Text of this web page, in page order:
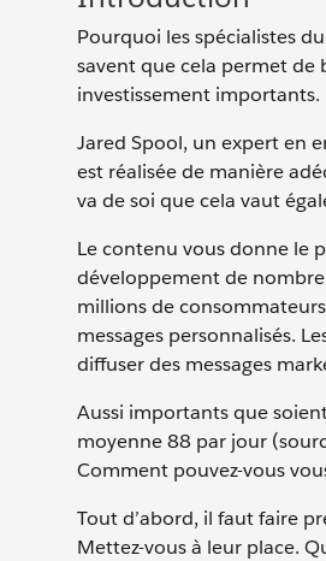
Pourquoi les spécialistes
savent que cela permet de
investissement
Jared Spool, un expert en
est réalisée de manière
va de soi que cela vaut
Le contenu vous donne le
développement de
millions de
messages personnalisés.
diffuser des messages
Aussi importants que
moyenne 88 par jour
Comment pouvez-vous
Tout d’abord, il faut faire
Mettez-vous à leur place.